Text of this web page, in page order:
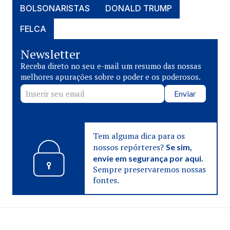
BOLSONARISTAS
DONALD TRUMP
FELCA
Newsletter
Receba direto no seu e-mail um resumo das nossas
melhores apurações sobre o poder e os poderosos.
Enviar
Tem alguma dica para os
nossos repórteres? Se sim,
envie em segurança por aqui.
Sempre preservaremos nossas
fontes.